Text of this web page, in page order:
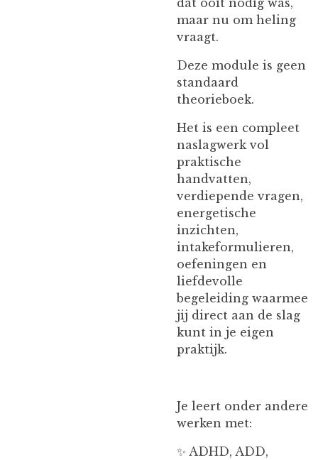
dat ooit nodig was,
maar nu om heling
vraagt.
Deze module is geen
standaard
theorieboek.
Het is een compleet
naslagwerk vol
praktische
handvatten,
verdiepende vragen,
energetische
inzichten,
intakeformulieren,
oefeningen en
liefdevolle
begeleiding waarmee
jij direct aan de slag
kunt in je eigen
praktijk.
Je leert onder andere
werken met:
✨ ADHD, ADD,